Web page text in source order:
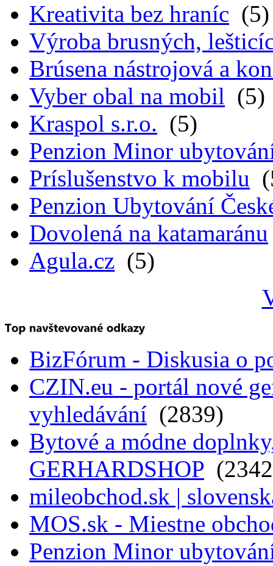
Kreativita bez hraníc (5)
Výroba brusných,
Brúsena nástrojová a
Vyber obal na mobil (5)
Kraspol s.r.o. (5)
Penzion Minor
Príslušenstvo k mobilu
Penzion Ubytování
Dovolená na katamaránu
Agula.cz (5)
BizFórum - Diskusia o
CZIN.eu - portál nové
vyhledávání (2839)
Bytové a módne
GERHARDSHOP
mileobchod.sk |
MOS.sk - Miestne
Penzion Minor